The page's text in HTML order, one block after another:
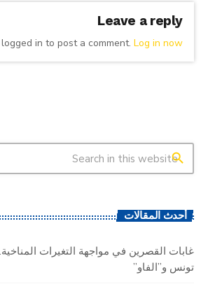
Leave a reply
in to post a comment. Log in now
search
أحدث المقالات
غابات القصرين في مواجهة التغيرات
تونس و”الفاو”